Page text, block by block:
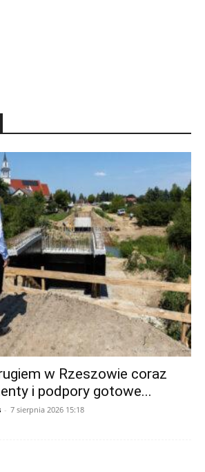
w Rzeszowie coraz
i podpory gotowe...
- 7 sierpnia 2026 15:18